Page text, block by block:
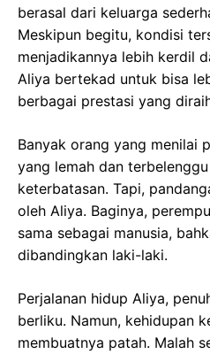
berasal dari keluarga
Meskipun begitu, kondisi
menjadikannya lebih kerdil
Aliya bertekad untuk bisa
berbagai prestasi yang
Banyak orang yang menilai
yang lemah dan
keterbatasan. Tapi,
oleh Aliya. Baginya,
sama sebagai manusia,
dibandingkan laki-laki.
Perjalanan hidup Aliya,
berliku. Namun, kehidupan
membuatnya patah. Malah